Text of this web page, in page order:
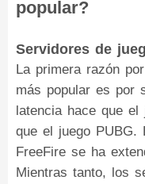
popular?
Servidores de
La primera razón
más popular es por
latencia hace que
que el juego PUBG.
FreeFire se ha
Mientras tanto, los